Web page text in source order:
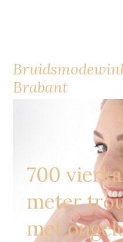
Brabant
700
meter
met